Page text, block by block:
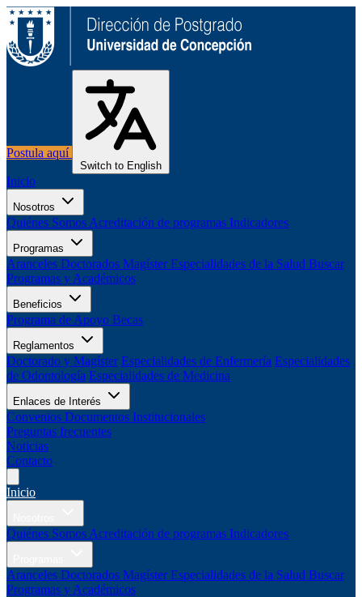
Postula aquí
Switch to English
Inicio
Nosotros
Quiénes Somos Acreditación de programas Indicadores
Programas
Aranceles Doctorados Magíster Especialidades de la Salud Buscar
Programas y Académicos
Beneficios
Programa de Apoyo Becas
Reglamentos
Doctorado y Magíster Especialidades de Enfermería Especialidades
de Odontología Especialidades de Medicina
Enlaces de Interés
Convenios Documentos Institucionales
Preguntas frecuentes
Noticias
Contacto
Inicio
Quiénes Somos Acreditación de programas Indicadores
Aranceles Doctorados Magíster Especialidades de la Salud Buscar
Programas y Académicos